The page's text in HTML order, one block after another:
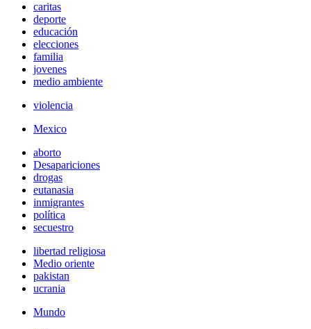
caritas
deporte
educación
elecciones
familia
jovenes
medio ambiente
violencia
Mexico
aborto
Desapariciones
drogas
eutanasia
inmigrantes
política
secuestro
libertad religiosa
Medio oriente
pakistan
ucrania
Mundo